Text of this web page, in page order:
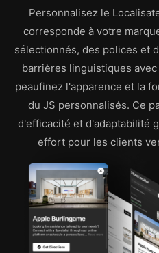
Personnalisez le
corresponde à votre
sélectionnés, des polices et
barrières linguistiques
peaufinez l'apparence et la
du JS personnalisés. Ce
d'efficacité et d'adaptabilité
effort pour les clients